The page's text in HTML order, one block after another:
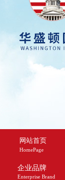
网站首页
HomePage
企业品牌
Enterprise Brand